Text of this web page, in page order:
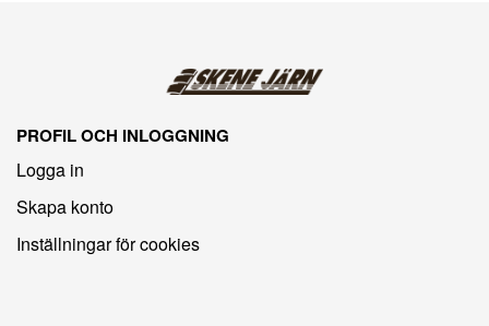
PROFIL OCH INLOGGNING
Logga in
Skapa konto
Inställningar för cookies